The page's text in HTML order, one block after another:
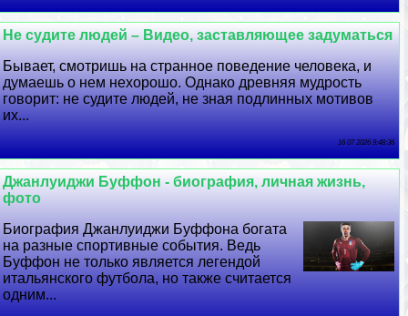
Не судите людей – Видео, заставляющее задуматься
Бывает, смотришь на странное поведение человека, и
думаешь о нем нехорошо. Однако древняя мудрость
говорит: не судите людей, не зная подлинных мотивов
их...
16 07 2026 9:48:36
Джанлуиджи Буффон - биография, личная жизнь,
фото
Биография Джанлуиджи Буффона богата
на разные спортивные события. Ведь
Буффон не только является легендой
итальянского футбола, но также считается
одним...